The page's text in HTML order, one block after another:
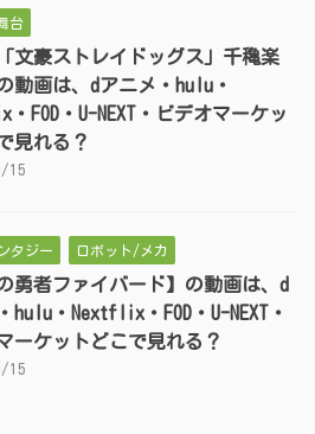
台
文豪ストレイドッグス」千穐楽
動画は、dアニメ・hulu・
FOD・U-NEXT・ビデオマーケッ
見れる？
15
タジー ロボット/メカ
勇者ファイバード】の動画は、d
hulu・Nextflix・FOD・U-NEXT・
ーケットどこで見れる？
15